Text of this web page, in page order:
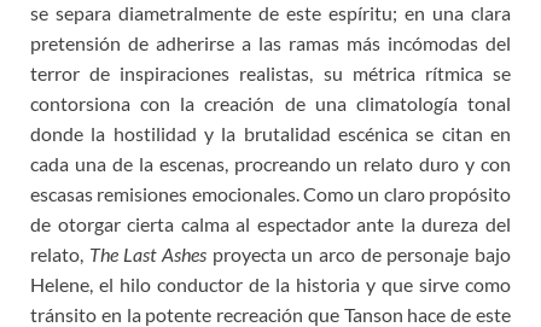
se separa diametralmente de este espíritu; en una clara
pretensión de adherirse a las ramas más incómodas del
terror de inspiraciones realistas, su métrica rítmica se
contorsiona con la creación de una climatología tonal
donde la hostilidad y la brutalidad escénica se citan en
cada una de la escenas, procreando un relato duro y con
escasas remisiones emocionales. Como un claro propósito
de otorgar cierta calma al espectador ante la dureza del
relato, The Last Ashes proyecta un arco de personaje bajo
Helene, el hilo conductor de la historia y que sirve como
tránsito en la potente recreación que Tanson hace de este